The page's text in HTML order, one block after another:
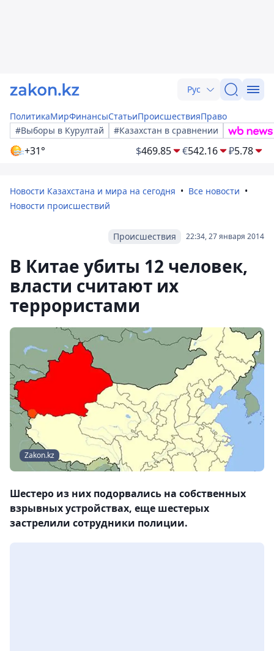
Рус
ПолитикаМирФинансыСтатьиПроисшествияПраво
#Выборы в Курултай
#Казахстан в сравнении
+31° $469.85 €542.16 ₽5.78
Новости Казахстана и мира на сегодня
Все новости
Новости происшествий
22:34, 27 января 2014
Происшествия
В Китае убиты 12 человек,
власти считают их
террористами
Zakon.kz
Шестеро из них подорвались на собственных
взрывных устройствах, еще шестерых
застрелили сотрудники полиции.